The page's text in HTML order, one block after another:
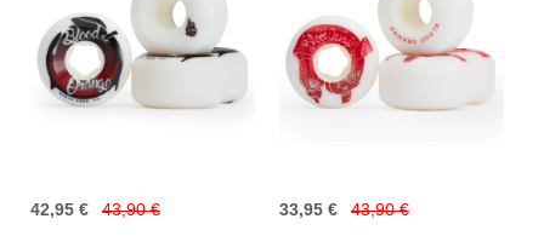
42,95 € 43,90 € 33,95 € 43,90 €